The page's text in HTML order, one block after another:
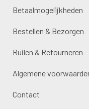
Betaalmogelijkheden
Bestellen & Bezorgen
Ruilen & Retourneren
Algemene
Contact